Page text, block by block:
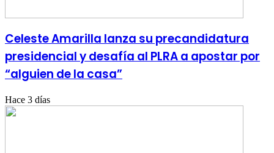
Celeste Amarilla lanza su precandidatura
presidencial y desafía al PLRA a apostar por
“alguien de la casa”
Hace 3 días